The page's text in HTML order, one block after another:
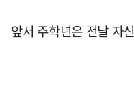
앞서 주학년은 전날 자